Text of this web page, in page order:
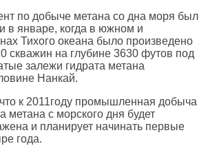
по добыче метана со дна моря был
в январе, когда в южном и
Тихого океана было произведено
скважин на глубине 3630 футов под
залежи гидрата метана
Нанкай.
к 2011году промышленная добыча
метана с морского дня будет
и планирует начинать первые
года.